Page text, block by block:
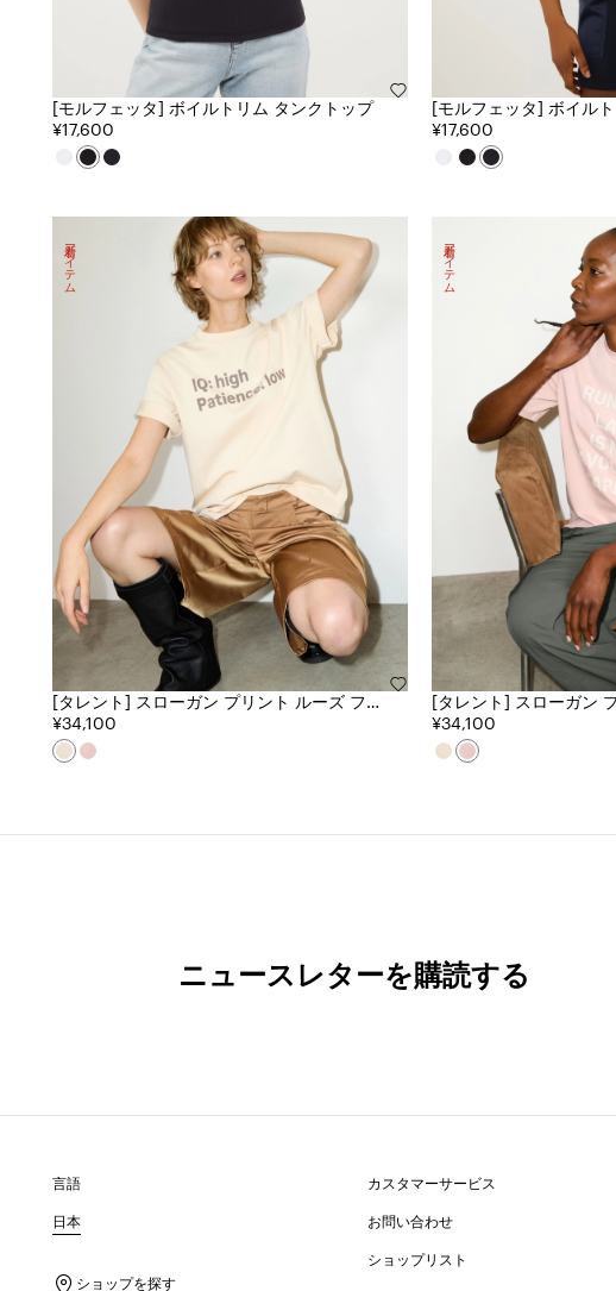
[モルフェッタ] ボイルトリム タンクトップ
¥17,600
[モルフェッタ] ボイル
¥17,600
[タレント] スローガン プリント ルーズ フィ
ット Tシャツ
¥34,100
新着アイテム
[タレント] スローガン プリント ルーズ フィ
ット Tシャツ
¥34,100
新着アイテム
ニュースレターを購読する
言語
日本
ショップを探す
カスタマーサービス
お問い合わせ
ショップリスト